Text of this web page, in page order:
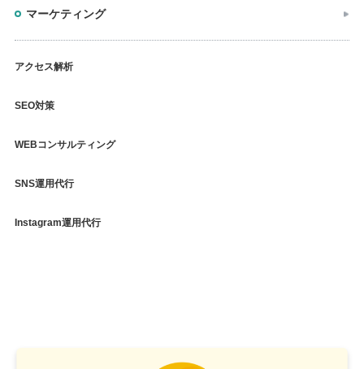
マーケティング
アクセス解析
SEO対策
WEBコンサルティング
SNS運用代行
Instagram運用代行